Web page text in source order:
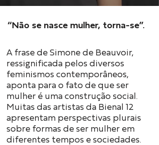
A frase de Simone de Beauvoir,
ressignificada pelos diversos
feminismos contemporâneos,
aponta para o fato de que ser
mulher é uma construção social.
Muitas das artistas da Bienal 12
apresentam perspectivas plurais
sobre formas de ser mulher em
diferentes tempos e sociedades.
“Não se nasce mulher, torna-se”.